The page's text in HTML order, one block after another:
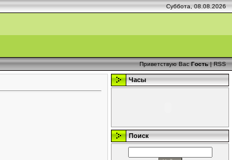
Суббота, 08.08.2026
Приветствую Вас Гость|RSS
Часы
Поиск